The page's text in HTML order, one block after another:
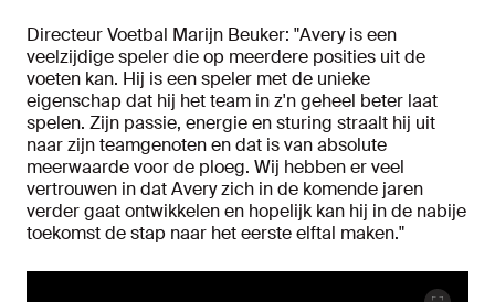
Directeur Voetbal Marijn Beuker: "Avery is een
veelzijdige speler die op meerdere posities uit de
voeten kan. Hij is een speler met de unieke
eigenschap dat hij het team in z'n geheel beter laat
spelen. Zijn passie, energie en sturing straalt hij uit
naar zijn teamgenoten en dat is van absolute
meerwaarde voor de ploeg. Wij hebben er veel
vertrouwen in dat Avery zich in de komende jaren
verder gaat ontwikkelen en hopelijk kan hij in de nabije
toekomst de stap naar het eerste elftal maken."